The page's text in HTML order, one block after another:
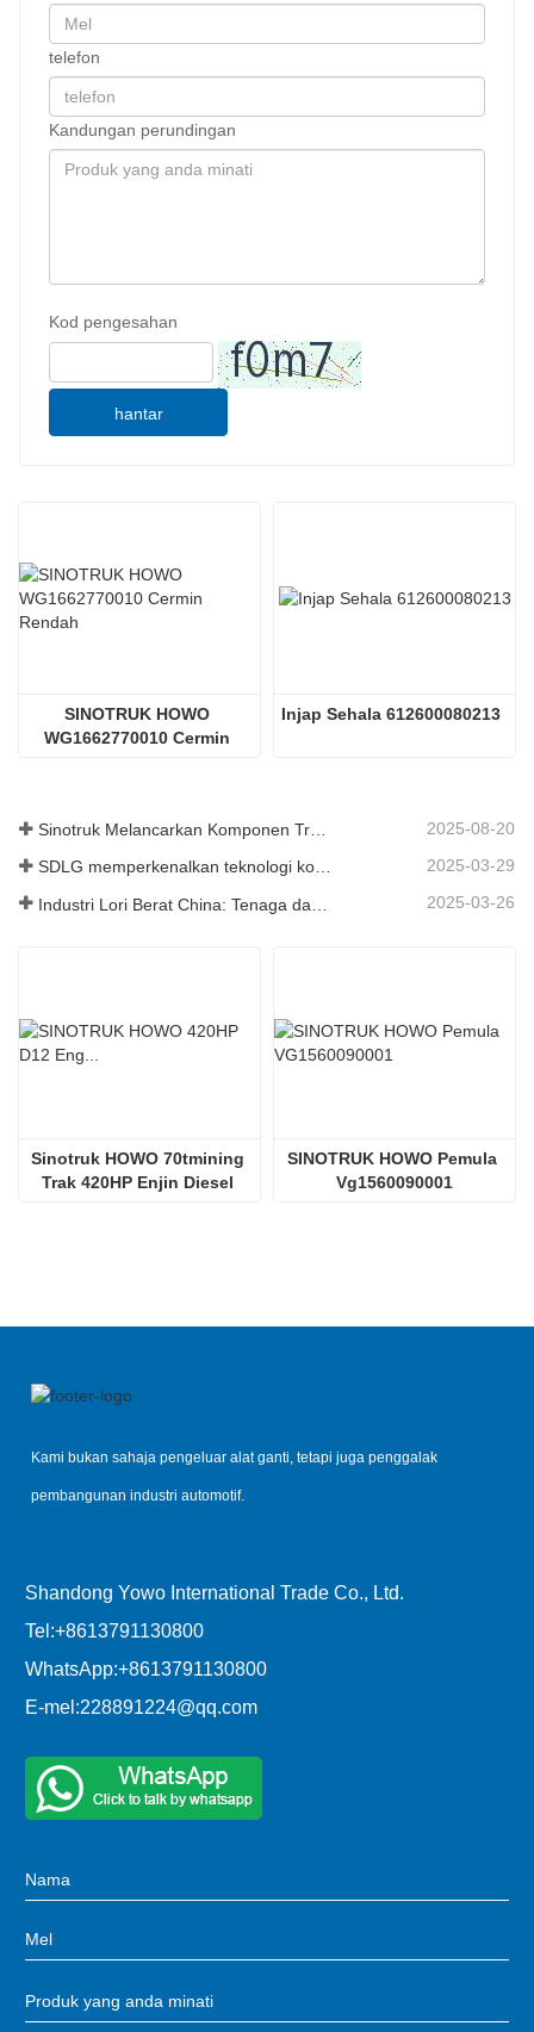
telefon
Kandungan perundingan
Kod pengesahan
hantar
SINOTRUK HOWO
WG1662770010 Cermin
Injap Sehala 612600080213
2025-08-20
SDLG memperkenalkan teknologi komponen trak generasi akan datang untuk meningkatkan kecekapan logistik global 2025-03-29
2025-03-26
Sinotruk HOWO 70tmining
Trak 420HP Enjin Diesel
SINOTRUK HOWO Pemula
Vg1560090001
Kami bukan sahaja pengeluar alat ganti, tetapi juga penggalak
pembangunan industri automotif.
Shandong Yowo International Trade Co., Ltd.
Tel:+8613791130800
WhatsApp:+8613791130800
E-mel:228891224@qq.com